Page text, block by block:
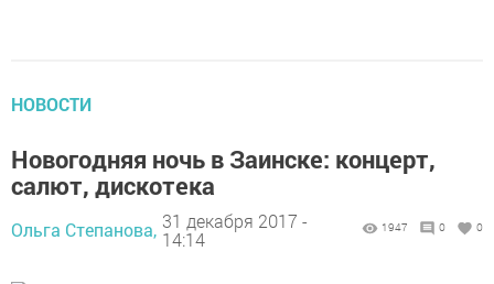
НОВОСТИ
Новогодняя ночь в Заинске: концерт,
салют, дискотека
Ольга Степанова, 31 декабря 2017 -
14:14
1947 0 0